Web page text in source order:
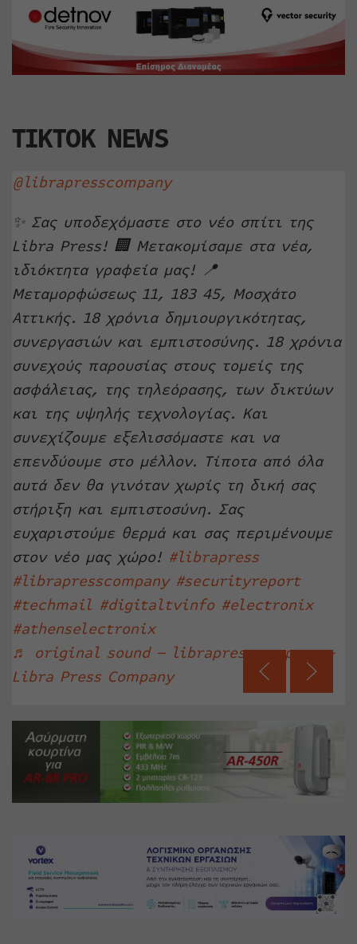
TIKTOK NEWS
@librapresscompany
✨ Σας υποδεχόμαστε στο νέο σπίτι της
Libra Press! 🏢 Μετακομίσαμε στα νέα,
ιδιόκτητα γραφεία μας! 📍
Μεταμορφώσεως 11, 183 45, Μοσχάτο
Αττικής. 18 χρόνια δημιουργικότητας,
συνεργασιών και εμπιστοσύνης. 18 χρόνια
συνεχούς παρουσίας στους τομείς της
ασφάλειας, της τηλεόρασης, των δικτύων
και της υψηλής τεχνολογίας. Και
συνεχίζουμε εξελισσόμαστε και να
επενδύουμε στο μέλλον. Τίποτα από όλα
αυτά δεν θα γινόταν χωρίς τη δική σας
στήριξη και εμπιστοσύνη. Σας
ευχαριστούμε θερμά και σας περιμένουμε
στον νέο μας χώρο! #librapress
#librapresscompany #securityreport
#techmail #digitaltvinfo #electronix
#athenselectronix
♬ original sound – librapresscompany –
Libra Press Company